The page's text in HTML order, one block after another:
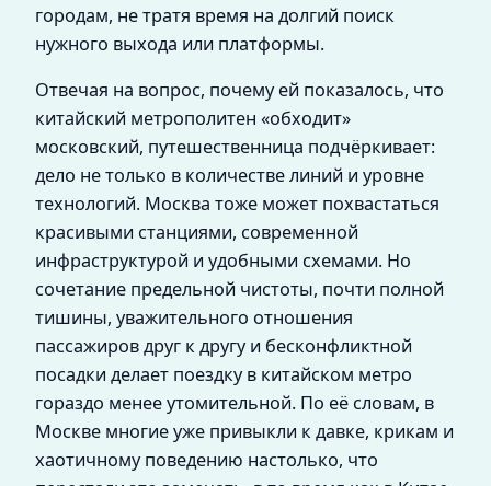
городам, не тратя время на долгий поиск
нужного выхода или платформы.
Отвечая на вопрос, почему ей показалось, что
китайский метрополитен «обходит»
московский, путешественница подчёркивает:
дело не только в количестве линий и уровне
технологий. Москва тоже может похвастаться
красивыми станциями, современной
инфраструктурой и удобными схемами. Но
сочетание предельной чистоты, почти полной
тишины, уважительного отношения
пассажиров друг к другу и бесконфликтной
посадки делает поездку в китайском метро
гораздо менее утомительной. По её словам, в
Москве многие уже привыкли к давке, крикам и
хаотичному поведению настолько, что